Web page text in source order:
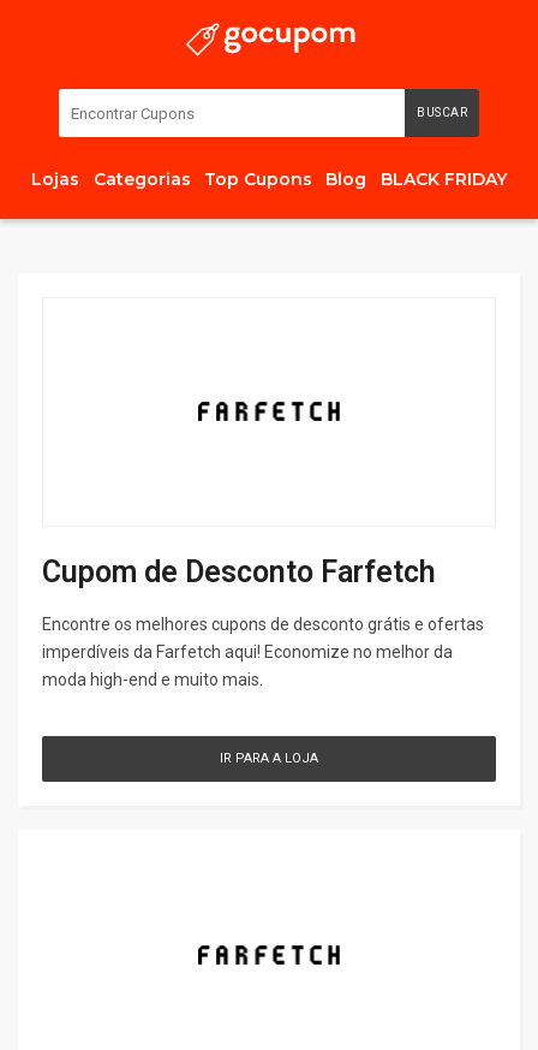
BUSCAR
Lojas Categorias Top Cupons Blog BLACK FRIDAY
Cupom de Desconto Farfetch
Encontre os melhores cupons de desconto grátis e ofertas
imperdíveis da Farfetch aqui! Economize no melhor da
moda high-end e muito mais.
IR PARA A LOJA